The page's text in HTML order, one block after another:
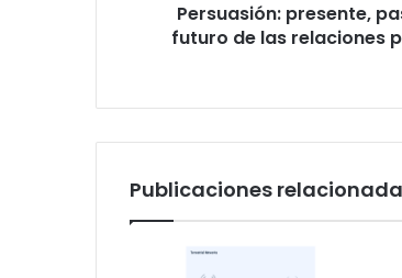
Persuasión: presente,
futuro de las relaciones
Publicaciones